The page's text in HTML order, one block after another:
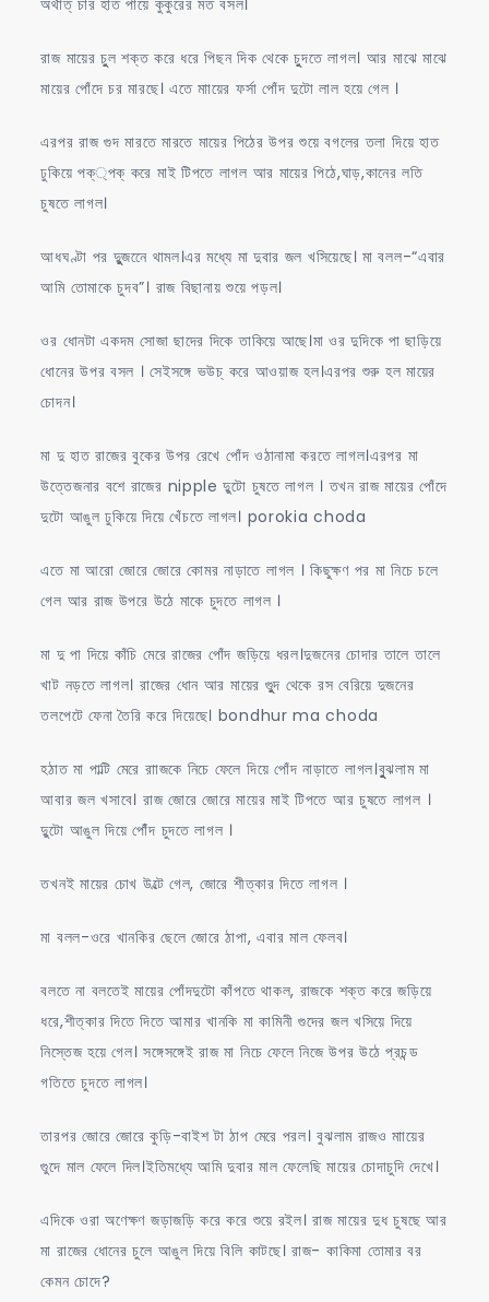
রাজ মায়ের চুুল শক্ত করে ধরে পিছন দিক থেকে চুুদতে লাগল। আর মাঝে মাঝে
মায়ের পোঁদে চর মারছে। এতে মাায়ের ফর্সা পোঁদ দুটো লাল হয়ে গেল ।
এরপর রাজ গুদ মারতে মারতে মায়ের পিঠের উপর শুয়ে বগলের তলা দিয়ে হাত
ঢুকিয়ে পক্্পক্ করে মাই টিপতে লাগল আর মায়ের পিঠে,ঘাড়,কানের লতি
চুষতে লাগল।
আধঘণ্টা পর দুুুজনেে থামল।এর মধ্যে মা দুবার জল খসিয়েছে। মা বলল-“এবার
আমি তোমাকে চুদব”। রাজ বিছানায় শুয়ে পড়ল।
ওর ধোনটা একদম সোজা ছাদের দিকে তাকিয়ে আছে।মা ওর দুদিকে পা ছাড়িয়ে
ধোনের উপর বসল । সেইসঙ্গে ভউচ্ করে আওয়াজ হল।এরপর শুরু হল মায়ের
চোদন।
মা দু হাত রাজের বুকের উপর রেখে পোঁদ ওঠানামা করতে লাগল।এরপর মা
উত্তেজনার বশে রাজের nipple দুুটো চুষতে লাগল । তখন রাজ মায়ের পোঁদে
দুটো আঙুল ঢুকিয়ে দিয়ে খেঁচতে লাগল। porokia choda
এতে মা আরো জোরে জোরে কোমর নাড়াতে লাগল । কিছুক্ষণ পর মা নিচে চলে
গেল আর রাজ উপরে উঠে মাকে চুদতে লাগল ।
মা দু পা দিয়ে কাঁচি মেরে রাজের পোঁদ জড়িয়ে ধরল।দুজনের চোদার তালে তালে
খাট নড়তে লাগল। রাজের ধোন আর মায়ের গুুুদ থেকে রস বেরিয়ে দুজনের
তলপেটে ফেনা তৈরি করে দিয়েছে। bondhur ma choda
হঠাত মা পাল্টি মেরে রাাজকে নিচে ফেলে দিয়ে পোঁদ নাড়াতে লাগল।বুুুঝলাম মা
আবার জল খসাবে। রাজ জোরে জোরে মায়ের মাই টিপতে আর চুষতে লাগল ।
দুুটো আঙুল দিয়ে পোঁঁদ চুদতে লাগল ।
তখনই মায়ের চোখ উল্টে গেল, জোরে শীত্কার দিতে লাগল ।
মা বলল-ওরে খানকির ছেলে জোরে ঠাপা, এবার মাল ফেলব।
বলতে না বলতেই মায়ের পোঁদদুটো কাঁপতে থাকল, রাজকে শক্ত করে জড়িয়ে
ধরে,শীত্কার দিতে দিতে আমার খানকি মা কামিনী গুদের জল খসিয়ে দিয়ে
নিস্তেজ হয়ে গেল। সঙ্গেসঙ্গেই রাজ মা নিচে ফেলে নিজে উপর উঠে প্রচন্ড
গতিতে চুদতে লাগল।
তারপর জোরে জোরে কুড়ি-বাইশ টা ঠাপ মেরে পরল। বুঝলাম রাজও মাায়ের
গুুদে মাল ফেলে দিল।ইতিমধ্যে আমি দুবার মাল ফেলেছি মায়ের চোদাচুদি দেখে।
এদিকে ওরা অণেক্ষণ জড়াজড়ি করে করে শুয়ে রইল। রাজ মায়ের দুধ চুষছে আর
মা রাজের ধোনের চুলে আঙুল দিয়ে বিলি কাটছে। রাজ- কাকিমা তোমার বর
কেমন চোদে?